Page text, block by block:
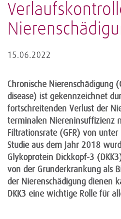
15.06.2022
Chronische Nierenschädigung
disease) ist gekennzeichnet
fortschreitenden Verlust der
terminalen Niereninsuffizienz
Filtrationsrate (GFR) von
Studie aus dem Jahr 2018
Glykoprotein Dickkopf-3
von der Grunderkrankung als
der Nierenschädigung dienen
DKK3 eine wichtige Rolle für